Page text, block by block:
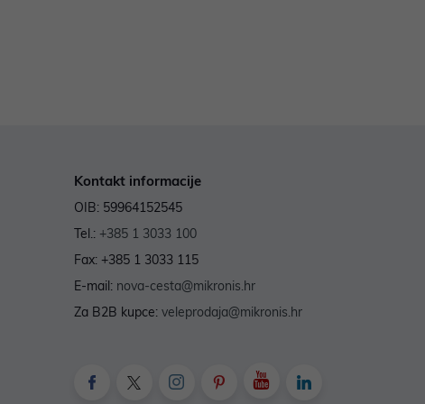
Kontakt informacije
OIB: 59964152545
Tel.: +385 1 3033 100
Fax: +385 1 3033 115
E-mail: nova-cesta@mikronis.hr
Za B2B kupce: veleprodaja@mikronis.hr